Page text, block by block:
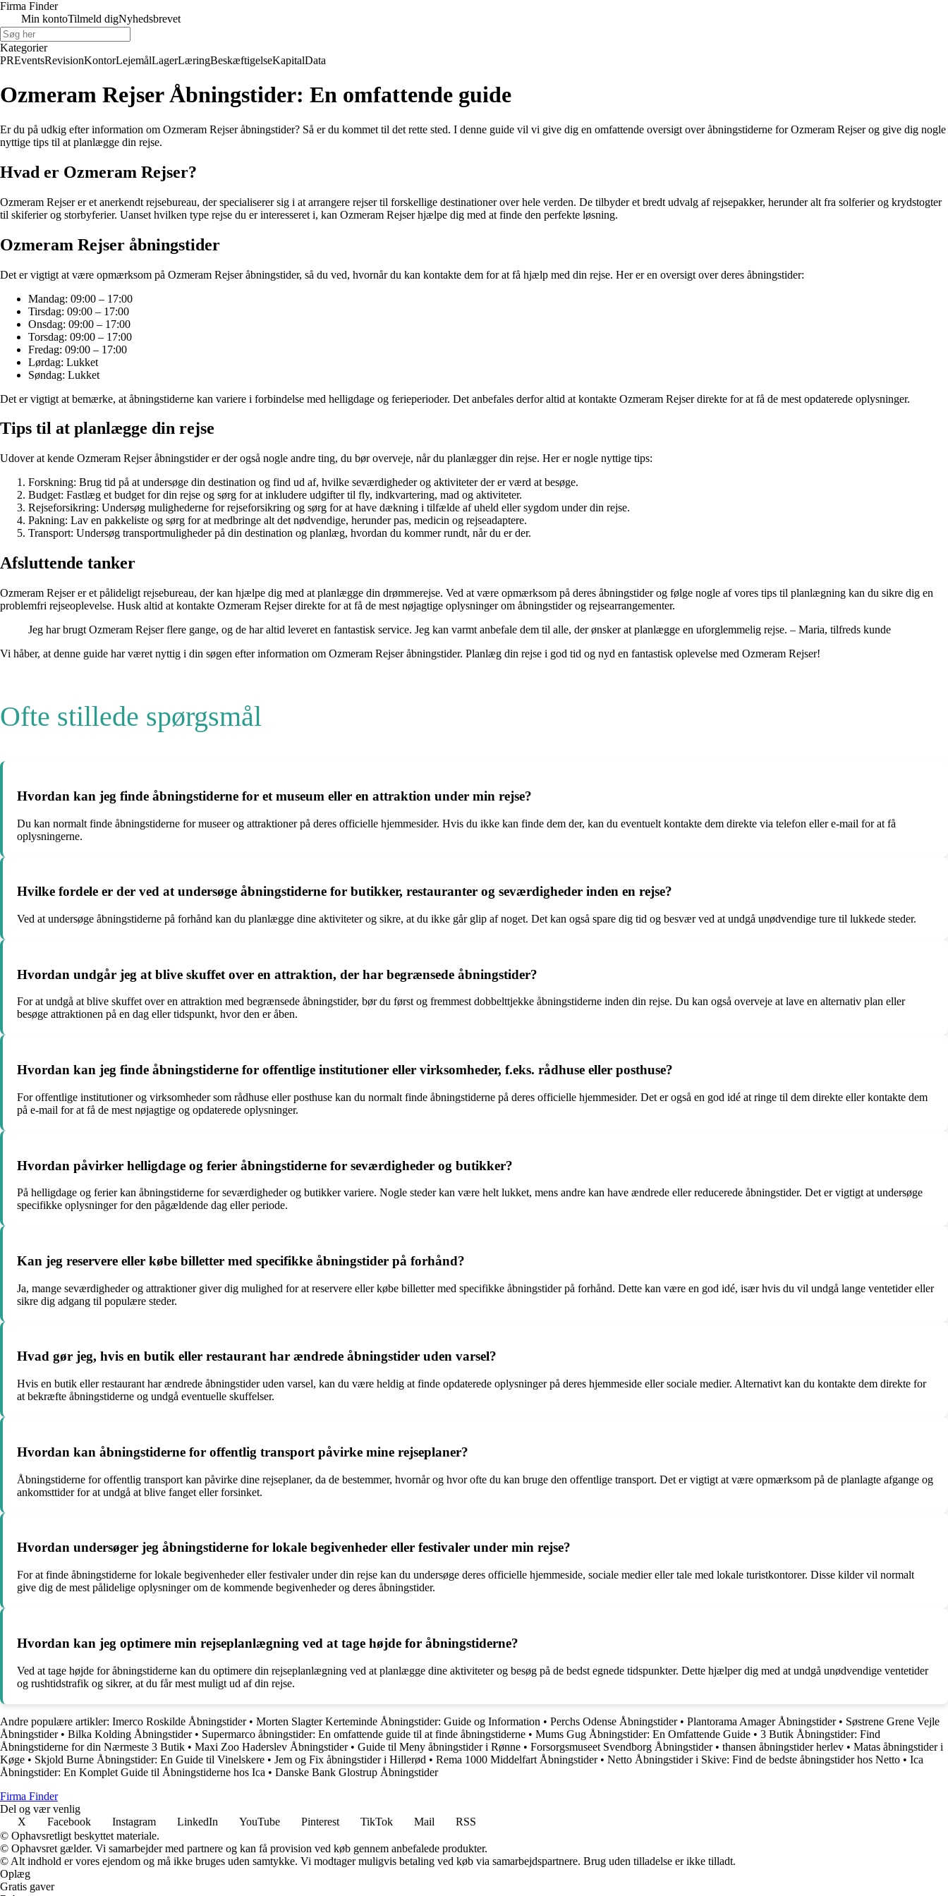
Firma Finder
Min kontoTilmeld digNyhedsbrevet
Kategorier
PREventsRevisionKontorLejemålLagerLæringBeskæftigelseKapitalData
Ozmeram Rejser Åbningstider: En omfattende guide
Er du på udkig efter information om Ozmeram Rejser åbningstider? Så er du kommet til det rette sted. I denne guide vil vi give dig en omfattende oversigt over åbningstiderne for Ozmeram Rejser og give dig nogle
nyttige tips til at planlægge din rejse.
Hvad er Ozmeram Rejser?
Ozmeram Rejser er et anerkendt rejsebureau, der specialiserer sig i at arrangere rejser til forskellige destinationer over hele verden. De tilbyder et bredt udvalg af rejsepakker, herunder alt fra solferier og krydstogter
til skiferier og storbyferier. Uanset hvilken type rejse du er interesseret i, kan Ozmeram Rejser hjælpe dig med at finde den perfekte løsning.
Ozmeram Rejser åbningstider
Det er vigtigt at være opmærksom på Ozmeram Rejser åbningstider, så du ved, hvornår du kan kontakte dem for at få hjælp med din rejse. Her er en oversigt over deres åbningstider:
Mandag: 09:00 – 17:00
Tirsdag: 09:00 – 17:00
Onsdag: 09:00 – 17:00
Torsdag: 09:00 – 17:00
Fredag: 09:00 – 17:00
Lørdag: Lukket
Søndag: Lukket
Det er vigtigt at bemærke, at åbningstiderne kan variere i forbindelse med helligdage og ferieperioder. Det anbefales derfor altid at kontakte Ozmeram Rejser direkte for at få de mest opdaterede oplysninger.
Tips til at planlægge din rejse
Udover at kende Ozmeram Rejser åbningstider er der også nogle andre ting, du bør overveje, når du planlægger din rejse. Her er nogle nyttige tips:
Forskning: Brug tid på at undersøge din destination og find ud af, hvilke seværdigheder og aktiviteter der er værd at besøge.
Budget: Fastlæg et budget for din rejse og sørg for at inkludere udgifter til fly, indkvartering, mad og aktiviteter.
Rejseforsikring: Undersøg mulighederne for rejseforsikring og sørg for at have dækning i tilfælde af uheld eller sygdom under din rejse.
Pakning: Lav en pakkeliste og sørg for at medbringe alt det nødvendige, herunder pas, medicin og rejseadaptere.
Transport: Undersøg transportmuligheder på din destination og planlæg, hvordan du kommer rundt, når du er der.
Afsluttende tanker
Ozmeram Rejser er et pålideligt rejsebureau, der kan hjælpe dig med at planlægge din drømmerejse. Ved at være opmærksom på deres åbningstider og følge nogle af vores tips til planlægning kan du sikre dig en
problemfri rejseoplevelse. Husk altid at kontakte Ozmeram Rejser direkte for at få de mest nøjagtige oplysninger om åbningstider og rejsearrangementer.
Jeg har brugt Ozmeram Rejser flere gange, og de har altid leveret en fantastisk service. Jeg kan varmt anbefale dem til alle, der ønsker at planlægge en uforglemmelig rejse. – Maria, tilfreds kunde
Vi håber, at denne guide har været nyttig i din søgen efter information om Ozmeram Rejser åbningstider. Planlæg din rejse i god tid og nyd en fantastisk oplevelse med Ozmeram Rejser!
Ofte stillede spørgsmål
Hvordan kan jeg finde åbningstiderne for et museum eller en attraktion under min rejse?
Du kan normalt finde åbningstiderne for museer og attraktioner på deres officielle hjemmesider. Hvis du ikke kan finde dem der, kan du eventuelt kontakte dem direkte via telefon eller e-mail for at få
oplysningerne.
Hvilke fordele er der ved at undersøge åbningstiderne for butikker, restauranter og seværdigheder inden en rejse?
Ved at undersøge åbningstiderne på forhånd kan du planlægge dine aktiviteter og sikre, at du ikke går glip af noget. Det kan også spare dig tid og besvær ved at undgå unødvendige ture til lukkede steder.
Hvordan undgår jeg at blive skuffet over en attraktion, der har begrænsede åbningstider?
For at undgå at blive skuffet over en attraktion med begrænsede åbningstider, bør du først og fremmest dobbelttjekke åbningstiderne inden din rejse. Du kan også overveje at lave en alternativ plan eller
besøge attraktionen på en dag eller tidspunkt, hvor den er åben.
Hvordan kan jeg finde åbningstiderne for offentlige institutioner eller virksomheder, f.eks. rådhuse eller posthuse?
For offentlige institutioner og virksomheder som rådhuse eller posthuse kan du normalt finde åbningstiderne på deres officielle hjemmesider. Det er også en god idé at ringe til dem direkte eller kontakte dem
på e-mail for at få de mest nøjagtige og opdaterede oplysninger.
Hvordan påvirker helligdage og ferier åbningstiderne for seværdigheder og butikker?
På helligdage og ferier kan åbningstiderne for seværdigheder og butikker variere. Nogle steder kan være helt lukket, mens andre kan have ændrede eller reducerede åbningstider. Det er vigtigt at undersøge
specifikke oplysninger for den pågældende dag eller periode.
Kan jeg reservere eller købe billetter med specifikke åbningstider på forhånd?
Ja, mange seværdigheder og attraktioner giver dig mulighed for at reservere eller købe billetter med specifikke åbningstider på forhånd. Dette kan være en god idé, især hvis du vil undgå lange ventetider eller
sikre dig adgang til populære steder.
Hvad gør jeg, hvis en butik eller restaurant har ændrede åbningstider uden varsel?
Hvis en butik eller restaurant har ændrede åbningstider uden varsel, kan du være heldig at finde opdaterede oplysninger på deres hjemmeside eller sociale medier. Alternativt kan du kontakte dem direkte for
at bekræfte åbningstiderne og undgå eventuelle skuffelser.
Hvordan kan åbningstiderne for offentlig transport påvirke mine rejseplaner?
Åbningstiderne for offentlig transport kan påvirke dine rejseplaner, da de bestemmer, hvornår og hvor ofte du kan bruge den offentlige transport. Det er vigtigt at være opmærksom på de planlagte afgange og
ankomsttider for at undgå at blive fanget eller forsinket.
Hvordan undersøger jeg åbningstiderne for lokale begivenheder eller festivaler under min rejse?
For at finde åbningstiderne for lokale begivenheder eller festivaler under din rejse kan du undersøge deres officielle hjemmeside, sociale medier eller tale med lokale turistkontorer. Disse kilder vil normalt
give dig de mest pålidelige oplysninger om de kommende begivenheder og deres åbningstider.
Hvordan kan jeg optimere min rejseplanlægning ved at tage højde for åbningstiderne?
Ved at tage højde for åbningstiderne kan du optimere din rejseplanlægning ved at planlægge dine aktiviteter og besøg på de bedst egnede tidspunkter. Dette hjælper dig med at undgå unødvendige ventetider
og rushtidstrafik og sikrer, at du får mest muligt ud af din rejse.
Andre populære artikler: Imerco Roskilde Åbningstider• Morten Slagter Kerteminde Åbningstider: Guide og Information • Perchs Odense Åbningstider• Plantorama Amager Åbningstider• Søstrene Grene Vejle
Åbningstider• Bilka Kolding Åbningstider• Supermarco åbningstider: En omfattende guide til at finde åbningstiderne • Mums Gug Åbningstider: En Omfattende Guide • 3 Butik Åbningstider: Find
Åbningstiderne for din Nærmeste 3 Butik • Maxi Zoo Haderslev Åbningstider• Guide til Meny åbningstider i Rønne • Forsorgsmuseet Svendborg Åbningstider• thansen åbningstider herlev • Matas åbningstider i
Køge • Skjold Burne Åbningstider: En Guide til Vinelskere • Jem og Fix åbningstider i Hillerød • Rema 1000 Middelfart Åbningstider• Netto Åbningstider i Skive: Find de bedste åbningstider hos Netto • Ica
Åbningstider: En Komplet Guide til Åbningstiderne hos Ica • Danske Bank Glostrup Åbningstider
Firma Finder
Del og vær venlig
X
Facebook Instagram LinkedIn YouTube Pinterest TikTok Mail
RSS
© Ophavsretligt beskyttet materiale.
© Ophavsret gælder. Vi samarbejder med partnere og kan få provision ved køb gennem anbefalede produkter.
© Alt indhold er vores ejendom og må ikke bruges uden samtykke. Vi modtager muligvis betaling ved køb via samarbejdspartnere. Brug uden tilladelse er ikke tilladt.
Oplæg
Gratis gaver